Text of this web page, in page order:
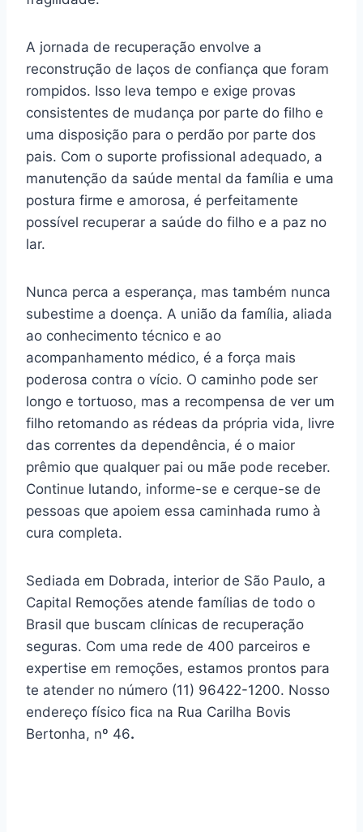
A jornada de recuperação envolve a
reconstrução de laços de confiança que foram
rompidos. Isso leva tempo e exige provas
consistentes de mudança por parte do filho e
uma disposição para o perdão por parte dos
pais. Com o suporte profissional adequado, a
manutenção da saúde mental da família e uma
postura firme e amorosa, é perfeitamente
possível recuperar a saúde do filho e a paz no
lar.
Nunca perca a esperança, mas também nunca
subestime a doença. A união da família, aliada
ao conhecimento técnico e ao
acompanhamento médico, é a força mais
poderosa contra o vício. O caminho pode ser
longo e tortuoso, mas a recompensa de ver um
filho retomando as rédeas da própria vida, livre
das correntes da dependência, é o maior
prêmio que qualquer pai ou mãe pode receber.
Continue lutando, informe-se e cerque-se de
pessoas que apoiem essa caminhada rumo à
cura completa.
Sediada em Dobrada, interior de São Paulo, a
Capital Remoções atende famílias de todo o
Brasil que buscam clínicas de recuperação
seguras. Com uma rede de 400 parceiros e
expertise em remoções, estamos prontos para
te atender no número (11) 96422-1200. Nosso
endereço físico fica na Rua Carilha Bovis
Bertonha, nº 46.